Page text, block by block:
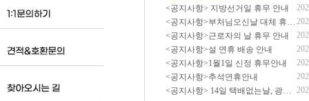
<공지사항> 지방선거일 휴무 안내
<공지사항>부처님오신날 대체 휴무 안내
<공지사항>근로자의 날 휴무 안내
<공지사항>설 연휴 배송 안내
<공지사항>1월1일 신정 휴무안내
<공지사항>추석연휴안내
<공지사항> 14일 택배없는날, 광복절 휴무 배송 안내